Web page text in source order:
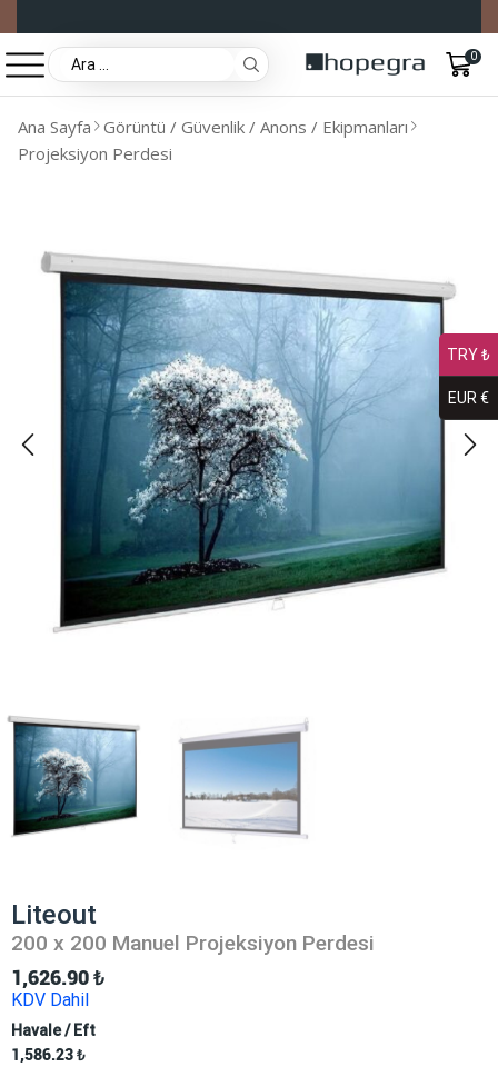
0
Ana Sayfa Görüntü / Güvenlik / Anons / Ekipmanları
Projeksiyon Perdesi
Liteout
200 x 200 Manuel Projeksiyon Perdesi
1,626.90₺
KDV Dahil
Havale / Eft
1,586.23₺
TRY ₺
EUR €